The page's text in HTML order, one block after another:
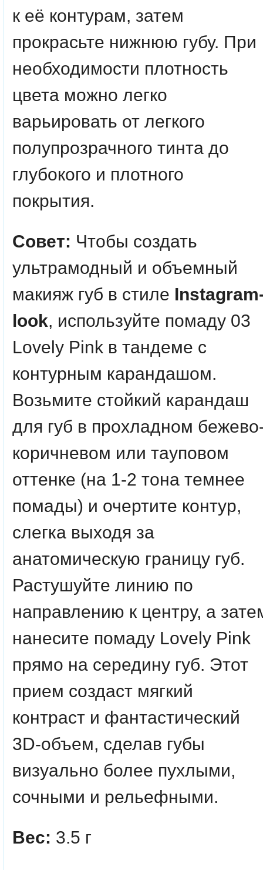
к её контурам, затем
прокрасьте нижнюю губу. При
необходимости плотность
цвета можно легко
варьировать от легкого
полупрозрачного тинта до
глубокого и плотного
покрытия.
Совет: Чтобы создать
ультрамодный и объемный
макияж губ в стиле
look, используйте помаду 03
Lovely Pink в тандеме с
контурным карандашом.
Возьмите стойкий карандаш
для губ в прохладном
коричневом или тауповом
оттенке (на 1-2 тона темнее
помады) и очертите контур,
слегка выходя за
анатомическую границу губ.
Растушуйте линию по
направлению к центру, а
нанесите помаду Lovely Pink
прямо на середину губ. Этот
прием создаст мягкий
контраст и фантастический
3D-объем, сделав губы
визуально более пухлыми,
сочными и рельефными.
Вес: 3.5 г